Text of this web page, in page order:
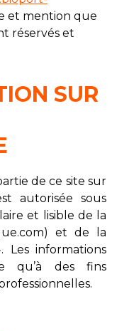
et mention que
réservés et
SUR
de ce site sur
autorisée sous
et lisible de la
et de la
Les informations
qu’à des fins